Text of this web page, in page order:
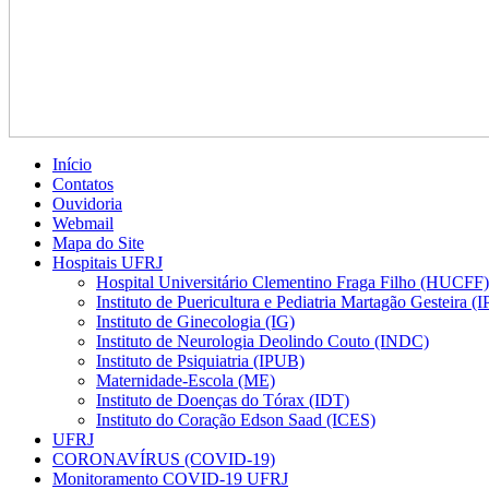
Início
Contatos
Ouvidoria
Webmail
Mapa do Site
Hospitais UFRJ
Hospital Universitário Clementino Fraga Filho (HUCFF)
Instituto de Puericultura e Pediatria Martagão Gesteira
Instituto de Ginecologia (IG)
Instituto de Neurologia Deolindo Couto (INDC)
Instituto de Psiquiatria (IPUB)
Maternidade-Escola (ME)
Instituto de Doenças do Tórax (IDT)
Instituto do Coração Edson Saad (ICES)
UFRJ
CORONAVÍRUS (COVID-19)
Monitoramento COVID-19 UFRJ